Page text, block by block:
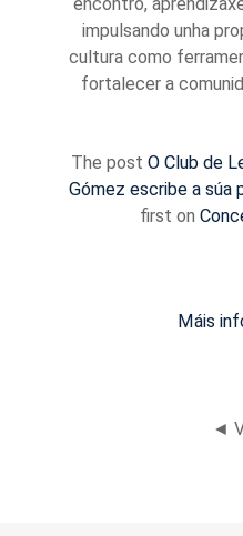
encontro,
impulsando unha
cultura como
fortalecer a
The post O Club de
Gómez escribe a súa
first on
Máis
◄